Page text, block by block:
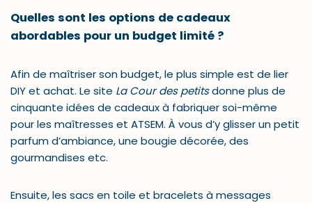
Quelles sont les options de cadeaux
abordables pour un budget limité ?
Afin de maîtriser son budget, le plus simple est de lier
DIY et achat. Le site La Cour des petitsdonne plus de
cinquante idées de cadeaux à fabriquer soi-même
pour les maîtresses et ATSEM. À vous d’y glisser un petit
parfum d’ambiance, une bougie décorée, des
gourmandises etc.
Ensuite, les sacs en toile et bracelets à messages